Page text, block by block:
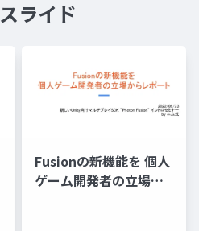
ライド
Fusionの新機能を 個人
ゲーム開発者の立場か